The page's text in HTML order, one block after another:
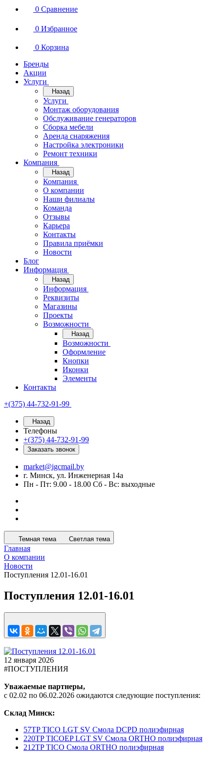
0 Сравнение
0 Избранное
0 Корзина
Бренды
Акции
Услуги
Назад
Услуги
Монтаж оборудования
Обслуживание генераторов
Сборка мебели
Аренда снаряжения
Настройка электроники
Ремонт техники
Компания
Назад
Компания
О компании
Наши филиалы
Команда
Отзывы
Карьера
Контакты
Правила приёмки
Новости
Блог
Информация
Назад
Информация
Реквизиты
Магазины
Проекты
Возможности
Назад
Возможности
Оформление
Кнопки
Иконки
Элементы
Контакты
+(375) 44-732-91-99
Назад
Телефоны
+(375) 44-732-91-99
Заказать звонок
market@igcmail.by
г. Минск, ул. Инженерная 14а
Пн - Пт: 9.00 - 18.00 Сб - Вс: выходные
Темная тема Светлая тема
Главная
О компании
Новости
Поступления 12.01-16.01
Поступления 12.01-16.01
12 января 2026
#ПОСТУПЛЕНИЯ
Уважаемые партнеры,
с 02.02 по 06.02.2026 ожидаются следующие поступления:
Склад Минск:
57TP TICO LGT SV Смола DCPD полиэфирная
220TP TICOEP LGT SV Смола ORTHO полиэфирная
212TP TICO Смола ORTHO полиэфирная